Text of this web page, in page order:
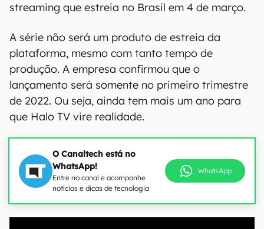
streaming que estreia no Brasil em 4 de março.
A série não será um produto de estreia da
plataforma, mesmo com tanto tempo de
produção. A empresa confirmou que o
lançamento será somente no primeiro trimestre
de 2022. Ou seja, ainda tem mais um ano para
que Halo TV vire realidade.
O Canaltech está no
WhatsApp!
Entre no canal e acompanhe
notícias e dicas de tecnologia
WhatsApp